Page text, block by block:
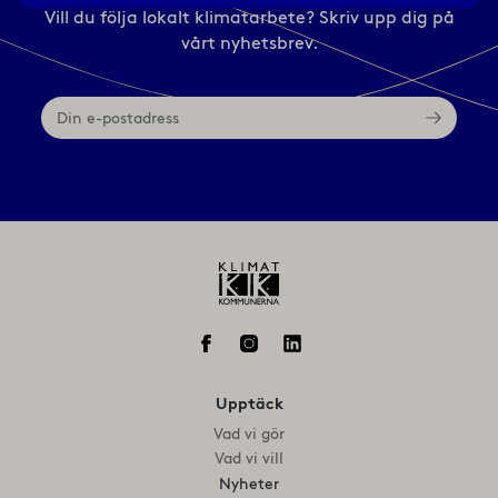
Vill du följa lokalt klimatarbete? Skriv upp dig på
vårt nyhetsbrev.
Din
e-
postadress
Upptäck
Vad vi gör
Vad vi vill
Nyheter